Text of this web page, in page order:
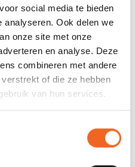
social media te bieden
analyseren. Ook delen we
onze site met onze
en analyse. Deze
combineren met andere
of die ze hebben
van hun services.
kg
kg